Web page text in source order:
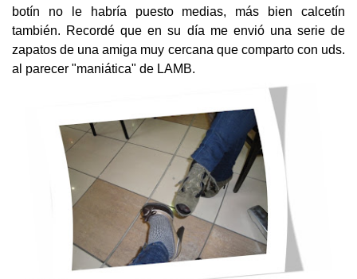
botín no le habría puesto medias, más bien calcetín
también. Recordé que en su día me envió una serie de
zapatos de una amiga muy cercana que comparto con uds.
al parecer "maniática" de LAMB.